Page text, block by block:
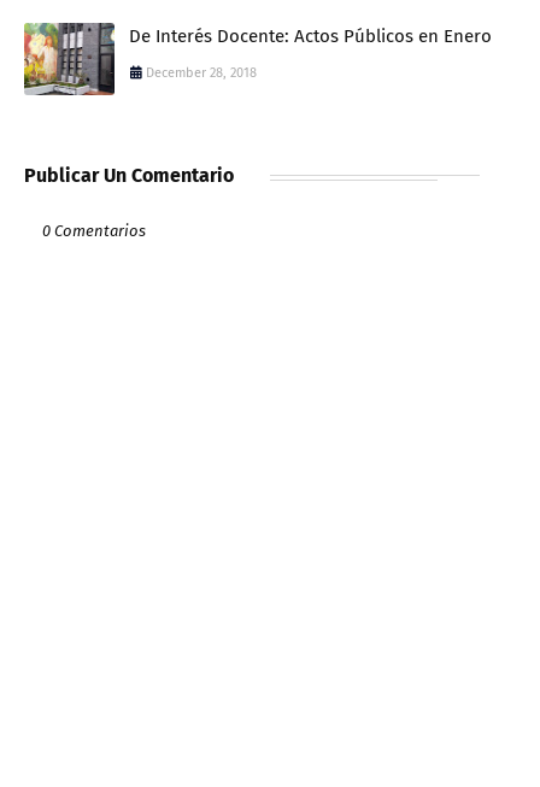
De Interés Docente: Actos Públicos en Enero
December 28, 2018
Publicar Un Comentario
0 Comentarios